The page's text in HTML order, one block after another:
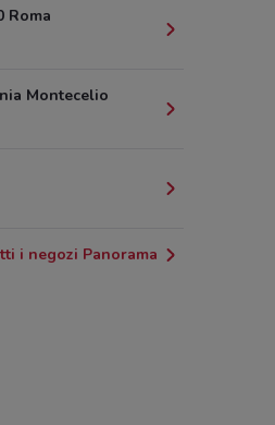
Roma
Montecelio
i negozi Panorama